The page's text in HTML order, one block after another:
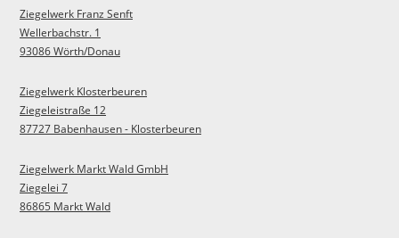
Ziegelwerk Franz Senft
Wellerbachstr. 1
93086 Wörth/Donau
Ziegelwerk Klosterbeuren
Ziegeleistraße 12
87727 Babenhausen - Klosterbeuren
Ziegelwerk Markt Wald GmbH
Ziegelei 7
86865 Markt Wald